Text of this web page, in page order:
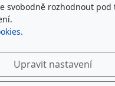
S2.1217-03K
Argo-Hytos
svobodně rozhodnout pod
Upravit nastavení